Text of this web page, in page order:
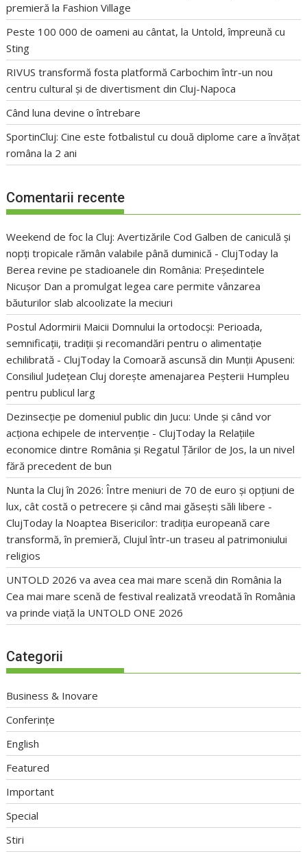
premieră la Fashion Village
Peste 100 000 de oameni au cântat, la Untold, împreună cu
Sting
RIVUS transformă fosta platformă Carbochim într-un nou
centru cultural și de divertisment din Cluj-Napoca
Când luna devine o întrebare
SportinCluj: Cine este fotbalistul cu două diplome care a învățat
româna la 2 ani
Comentarii recente
Weekend de foc la Cluj: Avertizările Cod Galben de caniculă și
nopți tropicale rămân valabile până duminică - ClujToday la
Berea revine pe stadioanele din România: Președintele
Nicușor Dan a promulgat legea care permite vânzarea
băuturilor slab alcoolizate la meciuri
Postul Adormirii Maicii Domnului la ortodocși: Perioada,
semnificații, tradiții și recomandări pentru o alimentație
echilibrată - ClujToday laComoară ascunsă din Munții Apuseni:
Consiliul Județean Cluj dorește amenajarea Peșterii Humpleu
pentru publicul larg
Dezinsecție pe domeniul public din Jucu: Unde și când vor
acționa echipele de intervenție - ClujToday la Relațiile
economice dintre România și Regatul Țărilor de Jos, la un nivel
fără precedent de bun
Nunta la Cluj în 2026: Între meniuri de 70 de euro și opțiuni de
lux, cât costă o petrecere și când mai găsești săli libere -
ClujToday la Noaptea Bisericilor: tradiția europeană care
transformă, în premieră, Clujul într-un traseu al patrimoniului
religios
UNTOLD 2026 va avea cea mai mare scenă din România la
Cea mai mare scenă de festival realizată vreodată în România
va prinde viață la UNTOLD ONE 2026
Categorii
Business & Inovare
Conferințe
English
Featured
Important
Special
Stiri